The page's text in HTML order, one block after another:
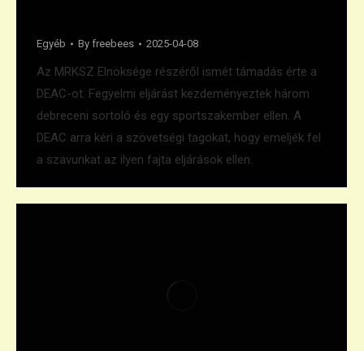
Egyéb By freebees 2025-04-08
Az MRKSZ Elnöksége részéről ismét támadás érte a
DEAC-ot. Fegyelmi eljárást kezdeményeztek három
debreceni sortoló és egy sportszakember ellen. A
DEAC arra kéri a szövetségi tagokat, hogy emeljék fel
a szavunkat az ilyen fajta eljárások ellen.